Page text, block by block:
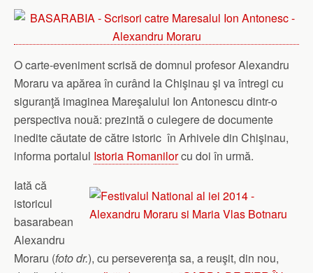
O carte-eveniment scrisă de domnul profesor Alexandru
Moraru va apărea în curând la Chişinau şi va întregi cu
siguranţă imaginea Mareşalului Ion Antonescu dintr-o
perspectiva nouă: prezintă o culegere de documente
inedite căutate de către istoric în Arhivele din Chişinau,
informa portalul Istoria Romanilorcu doi în urmă.
Iată că
istoricul
basarabean
Alexandru
Moraru (foto dr.), cu perseverenţa sa, a reuşit, din nou,